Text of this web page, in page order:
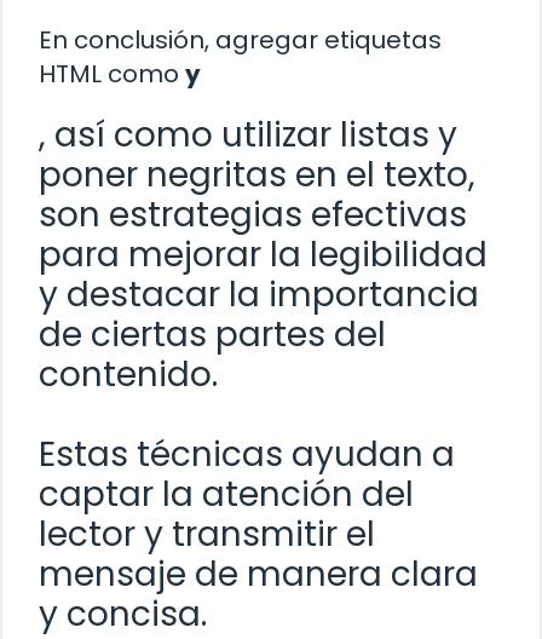
En conclusión, agregar etiquetas
HTML como y
, así como utilizar listas y
poner negritas en el texto,
son estrategias efectivas
para mejorar la legibilidad
y destacar la importancia
de ciertas partes del
contenido.
Estas técnicas ayudan a
captar la atención del
lector y transmitir el
mensaje de manera clara
y concisa.